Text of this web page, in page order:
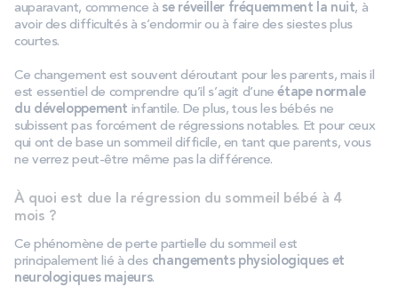
auparavant, commence à se réveiller fréquemment la nuit, à
avoir des difficultés à s’endormir ou à faire des siestes plus
courtes.
Ce changement est souvent déroutant pour les parents, mais il
est essentiel de comprendre qu’il s’agit d’uneétape normale
du développement infantile. De plus, tous les bébés ne
subissent pas forcément de régressions notables. Et pour ceux
qui ont de base un sommeil difficile, en tant que parents, vous
ne verrez peut-être même pas la différence.
À quoi est due la régression du sommeil bébé à 4
mois ?
Ce phénomène de perte partielle du sommeil est
principalement lié à des changements physiologiques et
neurologiques majeurs.